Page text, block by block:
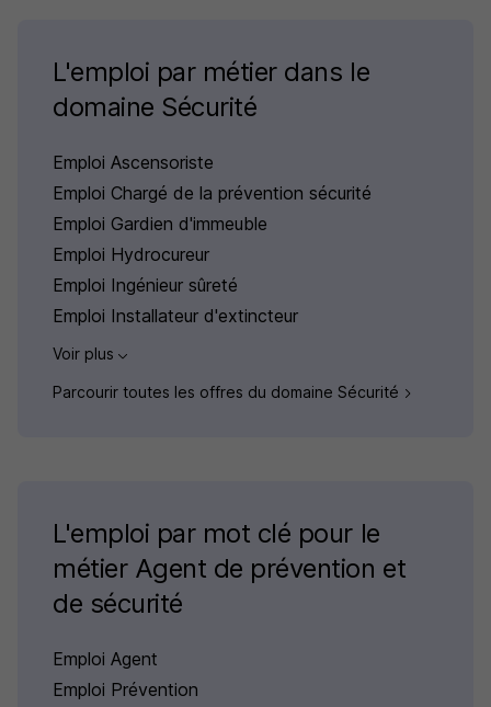
L'emploi par métier dans le
domaine Sécurité
Emploi Ascensoriste
Emploi Chargé de la prévention sécurité
Emploi Gardien d'immeuble
Emploi Hydrocureur
Emploi Ingénieur sûreté
Emploi Installateur d'extincteur
Voir plus
Parcourir toutes les offres du domaine Sécurité
L'emploi par mot clé pour le
métier Agent de prévention et
de sécurité
Emploi Agent
Emploi Prévention